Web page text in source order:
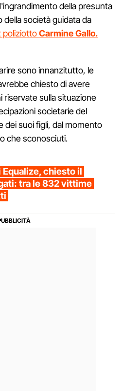
della presunta
della società guidata da
poliziottoCarmine Gallo.
sono innanzitutto, le
chiesto di avere
riservate sulla situazione
societarie del
dei suoi figli, dal momento
che sconosciuti.
chiesto il
tra le 832 vittime